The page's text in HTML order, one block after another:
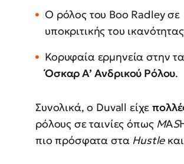
Ο ρόλος του Boo Radley σε
υποκριτικής του
Κορυφαία ερμηνεία στην
Όσκαρ Α’ Ανδρικού Ρόλου.
Συνολικά, ο Duvall είχε
ρόλους σε ταινίες όπως MAS
πιο πρόσφατα στα Hustleκαι